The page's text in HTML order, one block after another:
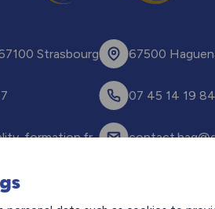
Strasbourg
formation.fr
67500
07 45 14 19 84